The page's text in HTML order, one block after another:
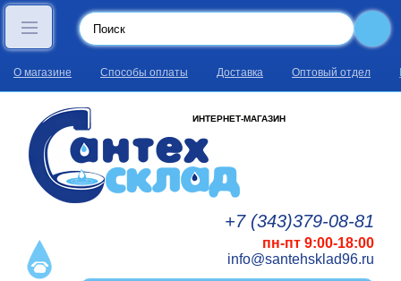
О магазине Способы оплаты Доставка Оптовый отдел
ИНТЕРНЕТ-МАГАЗИН
+7 (343)379-08-81
пн-пт 9:00-18:00
info@santehsklad96.ru